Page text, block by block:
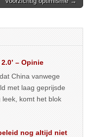
– Opinie
China vanwege
met laag geprijsde
komt het blok
nog altijd niet